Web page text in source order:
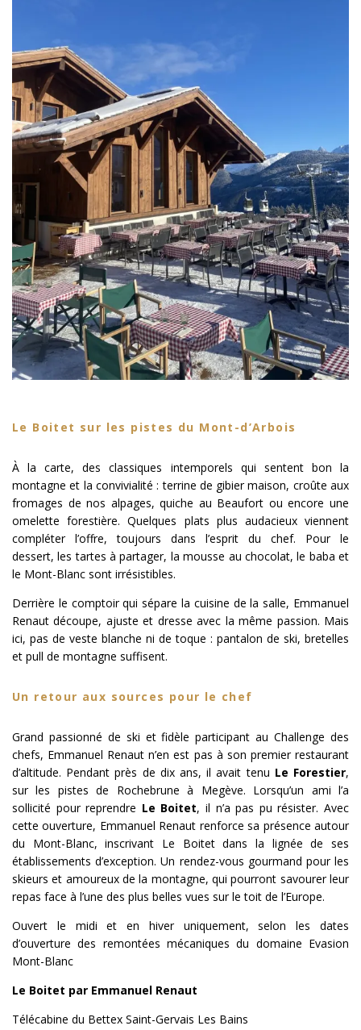
Le Boitet sur les pistes du Mont-d’Arbois
À la carte, des classiques intemporels qui sentent bon la
montagne et la convivialité : terrine de gibier maison, croûte aux
fromages de nos alpages, quiche au Beaufort ou encore une
omelette forestière. Quelques plats plus audacieux viennent
compléter l’offre, toujours dans l’esprit du chef. Pour le
dessert, les tartes à partager, la mousse au chocolat, le baba et
le Mont-Blanc sont irrésistibles.
Derrière le comptoir qui sépare la cuisine de la salle, Emmanuel
Renaut découpe, ajuste et dresse avec la même passion. Mais
ici, pas de veste blanche ni de toque : pantalon de ski, bretelles
et pull de montagne suffisent.
Un retour aux sources pour le chef
Grand passionné de ski et fidèle participant au Challenge des
chefs, Emmanuel Renaut n’en est pas à son premier restaurant
d’altitude. Pendant près de dix ans, il avait tenu Le Forestier,
sur les pistes de Rochebrune à Megève. Lorsqu’un ami l’a
sollicité pour reprendre Le Boitet, il n’a pas pu résister. Avec
cette ouverture, Emmanuel Renaut renforce sa présence autour
du Mont-Blanc, inscrivant Le Boitet dans la lignée de ses
établissements d’exception. Un rendez-vous gourmand pour les
skieurs et amoureux de la montagne, qui pourront savourer leur
repas face à l’une des plus belles vues sur le toit de l’Europe.
Ouvert le midi et en hiver uniquement, selon les dates
d’ouverture des remontées mécaniques du domaine Evasion
Mont-Blanc
Le Boitet par Emmanuel Renaut
Télécabine du Bettex Saint-Gervais Les Bains